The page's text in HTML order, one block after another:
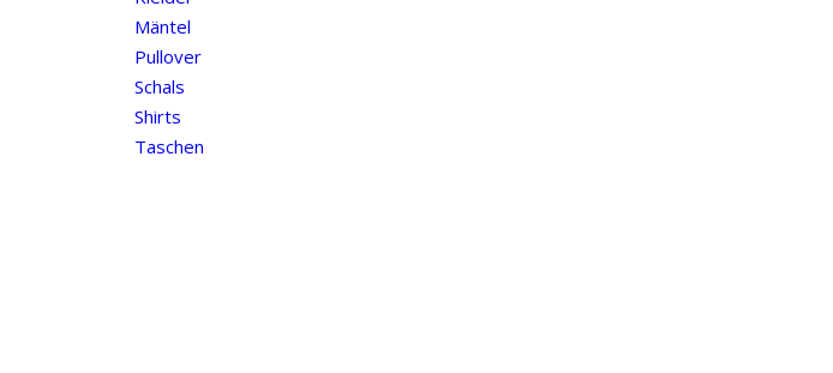
Mäntel
Pullover
Schals
Shirts
Taschen